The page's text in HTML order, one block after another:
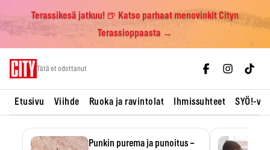
Terassikesä jatkuu! 🍺 Katso parhaat menovinkit Cityn
Terassioppaasta →
Tätä et odottanut
Etusivu Viihde Ruoka ja ravintolat Ihmissuhteet SYÖ!-
Punkin purema ja punoitus –